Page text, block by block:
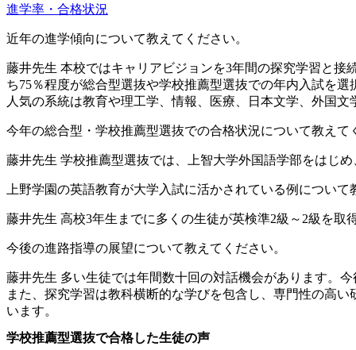
進学率・合格状況
近年の進学傾向について教えてください。
藤井先生 本校ではキャリアビジョンを3年間の探究学習と接
ち75％程度が総合型選抜や学校推薦型選抜での年内入試を
人気の系統は教育や理工学、情報、医療、日本文学、外国
今年の総合型・学校推薦型選抜での合格状況について教えて
藤井先生 学校推薦型選抜では、上智大学外国語学部をはじ
上野学園の英語教育が大学入試に活かされている例について
藤井先生 高校3年生までに多くの生徒が英検準2級～2級を
今後の進路指導の展望について教えてください。
藤井先生 多い生徒では年間数十回の対話機会があります。
また、探究学習は教科横断的な学びを包含し、専門性の高
います。
学校推薦型選抜で合格した生徒の声